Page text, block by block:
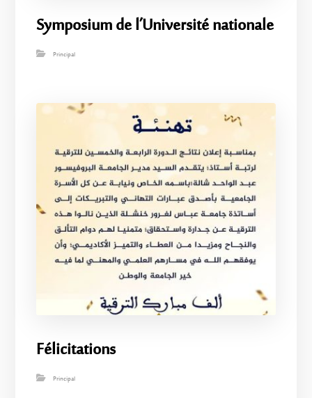
Symposium de l’Université nationale
Principal
Félicitations
Principal